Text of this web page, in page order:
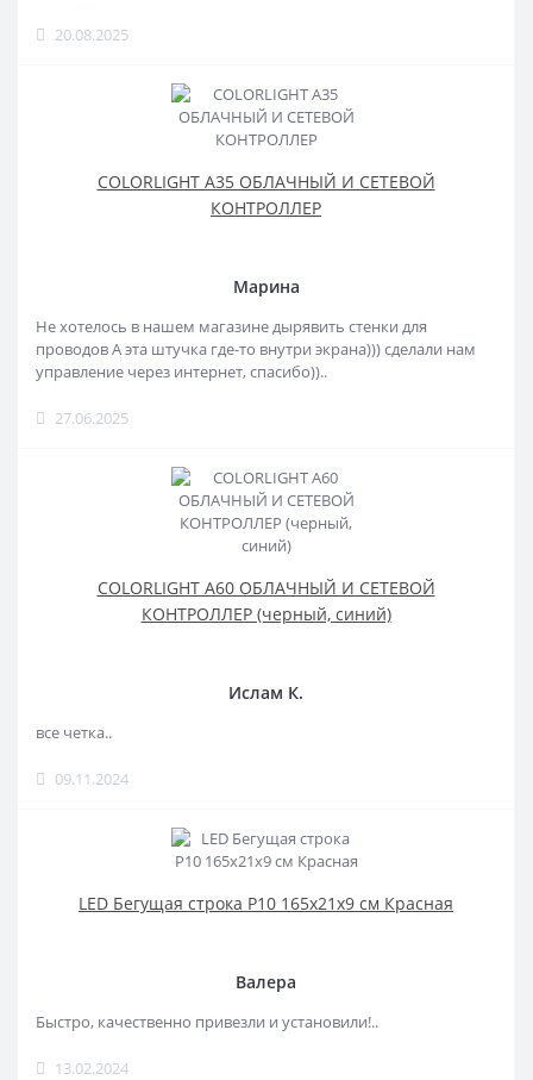
20.08.2025
COLORLIGHT A35 ОБЛАЧНЫЙ И СЕТЕВОЙ
КОНТРОЛЛЕР
Марина
Не хотелось в нашем магазине дырявить стенки для
проводов А эта штучка где-то внутри экрана))) сделали нам
управление через интернет, спасибо))..
27.06.2025
COLORLIGHT A60 ОБЛАЧНЫЙ И СЕТЕВОЙ
КОНТРОЛЛЕР (черный, синий)
Ислам К.
все четка..
09.11.2024
LED Бегущая строка Р10 165x21x9 см Красная
Валера
Быстро, качественно привезли и установили!..
13.02.2024